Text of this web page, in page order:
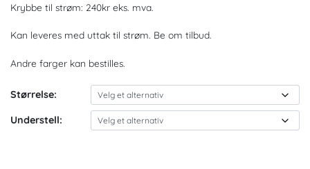
Krybbe til strøm: 240kr eks. mva.
Kan leveres med uttak til strøm. Be om tilbud.
Andre farger kan bestilles.
Størrelse:
Understell: